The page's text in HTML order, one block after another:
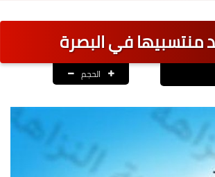
منتسبيها في البصرة
الحجم